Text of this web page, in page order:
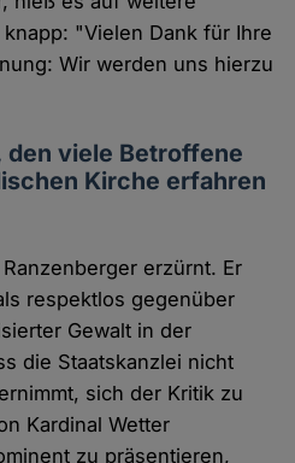
"Vielen Dank für Ihre
Wir werden uns hierzu
den viele Betroffene
Kirche erfahren
erzürnt. Er
respektlos gegenüber
Gewalt in der
die Staatskanzlei nicht
sich der Kritik zu
Kardinal Wetter
zu präsentieren,